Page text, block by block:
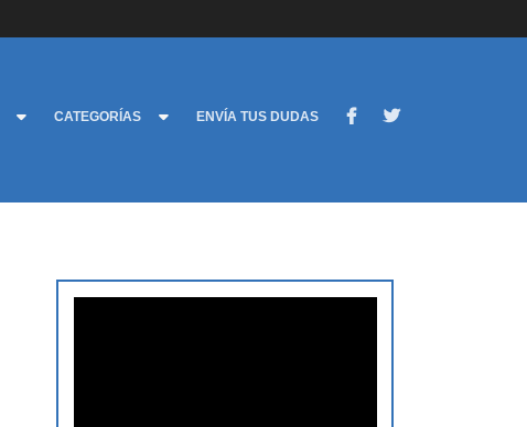
CATEGORÍAS ENVÍA TUS DUDAS